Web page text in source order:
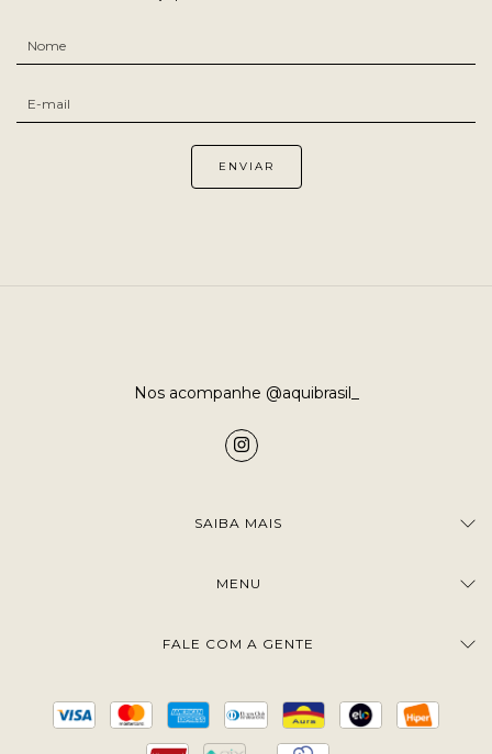
Nos acompanhe @aquibrasil_
SAIBA MAIS
MENU
FALE COM A GENTE